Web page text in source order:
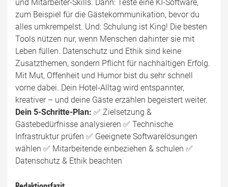
und Mitarbeiter-Skills. Dann: Teste eine KI-Software,
zum Beispiel für die Gästekommunikation, bevor du
alles umkrempelst. Und: Schulung ist King! Die besten
Tools nützen nur, wenn Menschen dahinter sie mit
Leben füllen. Datenschutz und Ethik sind keine
Zusatzthemen, sondern Pflicht für nachhaltigen Erfolg.
Mit Mut, Offenheit und Humor bist du sehr schnell
vorne dabei. Dein Hotel-Alltag wird entspannter,
kreativer – und deine Gäste erzählen begeistert weiter.
Dein 5-Schritte-Plan: ✅ Zielsetzung &
Gästebedürfnisse analysieren ✅ Technische
Infrastruktur prüfen ✅ Geeignete Softwarelösungen
wählen ✅ Mitarbeitende einbeziehen & schulen ✅
Datenschutz & Ethik beachten